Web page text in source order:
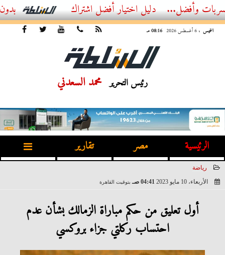
أفضل اشتراك IPTV بدون تقطيع 2026 – دليل المشاهد العصري
الخميس ، 6 أغسطس 2026 08:16 مـ
رئيس التحرير محمد السعدني
الرئيسية مصر تقارير
رياضة
الأربعاء، 10 مايو 2023
04:41 صـ بتوقيت القاهرة
أول تعليق من حكم مباراة الزمالك بشأن عدم
احتساب ركلتي جزاء بروكسي